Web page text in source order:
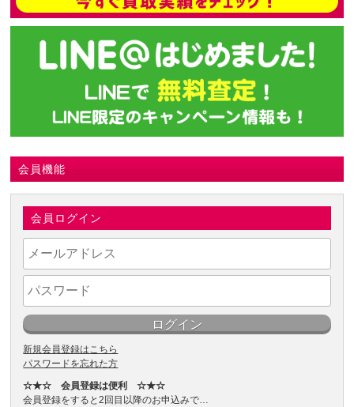
会員機能
会員ログイン
新規会員登録はこちら
パスワードを忘れた方
☆★☆ 会員登録は便利 ☆★☆
会員登録をすると2回目以降のお申込みで…